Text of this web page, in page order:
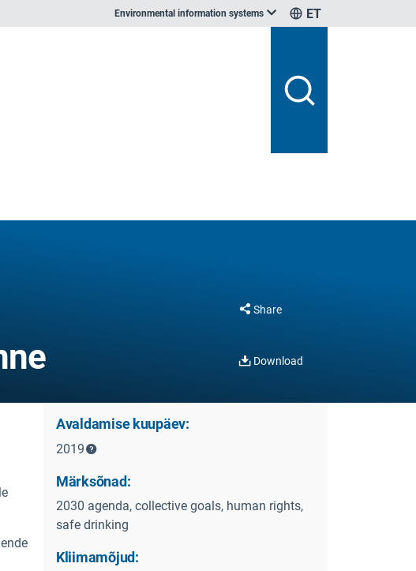
Environmental information systems ET
Share
Download
Avaldamise kuupäev:
2019
Märksõnad:
2030 agenda, collective goals, human rights,
safe drinking
Kliimamõjud: